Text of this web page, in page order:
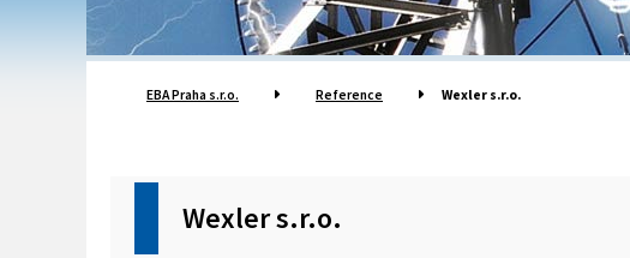
EBA Praha s.r.o. Reference Wexler s.r.o.
Wexler s.r.o.